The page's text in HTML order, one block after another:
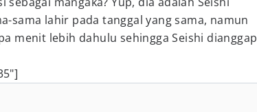
sama lahir pada tanggal yang sama, namun
menit lebih dahulu sehingga Seishi dianggap